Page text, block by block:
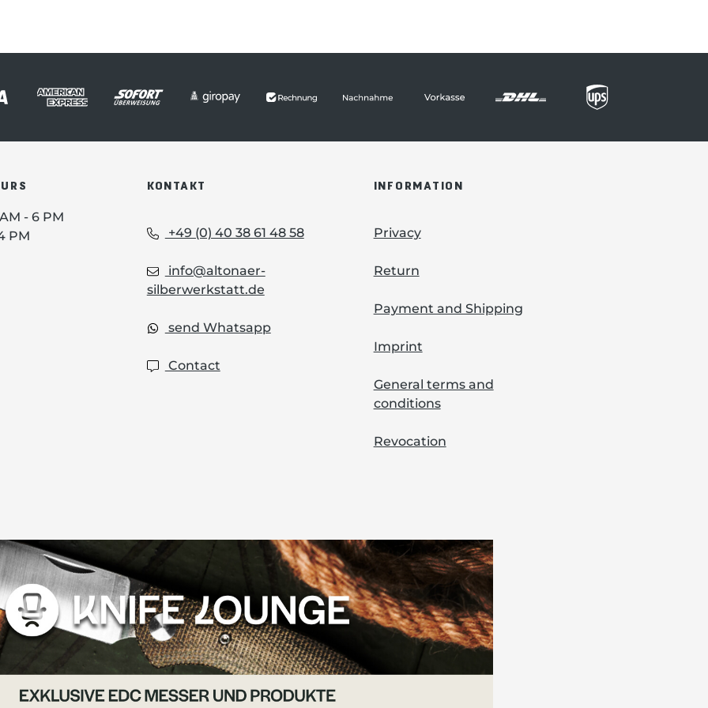
- 6 PM
PM
KONTAKT
+49 (0) 40 38 61 48 58
info@altonaer-
silberwerkstatt.de
send Whatsapp
Contact
INFORMATION
Privacy
Return
Payment and Shipping
Imprint
General terms and
conditions
Revocation